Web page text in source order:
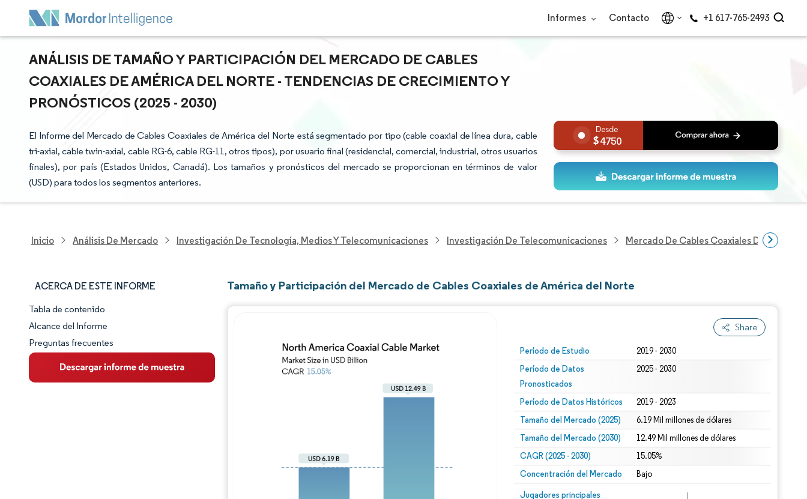
Informes Contacto +1 617-765-2493
ANÁLISIS DE TAMAÑO Y PARTICIPACIÓN DEL MERCADO DE CABLES
COAXIALES DE AMÉRICA DEL NORTE - TENDENCIAS DE CRECIMIENTO Y
PRONÓSTICOS (2025 - 2030)
El Informe del Mercado de Cables Coaxiales de América del Norte está segmentado por tipo (cable coaxial de línea dura, cable
tri-axial, cable twin-axial, cable RG-6, cable RG-11, otros tipos), por usuario final (residencial, comercial, industrial, otros usuarios
finales), por país (Estados Unidos, Canadá). Los tamaños y pronósticos del mercado se proporcionan en términos de valor
(USD) para todos los segmentos anteriores.
4750
Inicio Análisis De Mercado Investigación De Tecnología, Medios Y Telecomunicaciones Investigación De Telecomunicaciones Mercado De Cables Coaxiales De América
ACERCA DE ESTE INFORME
Panorama del Mercado
Visión General del Mercado
Tendencias Principales del Mercado
Tabla de contenido
Alcance del Informe
Preguntas frecuentes
Tamaño y Participación del Mercado de Cables Coaxiales de América del Norte
Share
Período de Estudio 2019 - 2030
Período de Datos
Pronosticados
2025 - 2030
Período de Datos Históricos 2019 - 2023
Tamaño del Mercado (2025) 6.19 Mil millones de dólares
Tamaño del Mercado (2030) 12.49 Mil millones de dólares
CAGR (2025 - 2030) 15.05%
Concentración del Mercado Bajo
Jugadores principales